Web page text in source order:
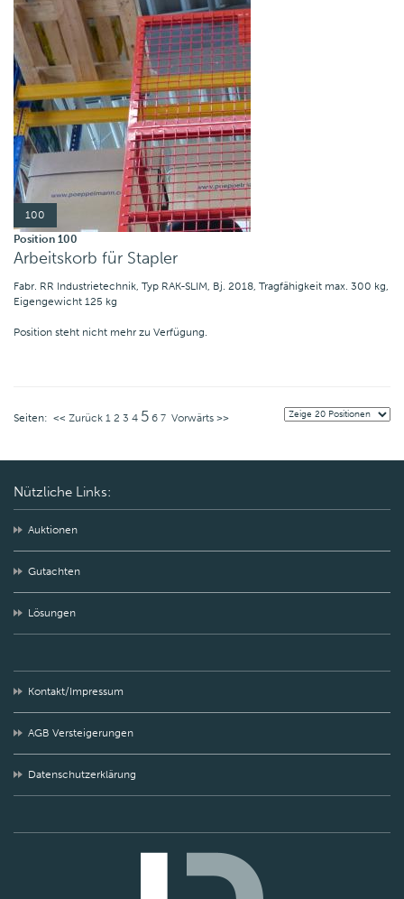
100
Position 100
Arbeitskorb für Stapler
Fabr. RR Industrietechnik, Typ RAK-SLIM, Bj. 2018, Tragfähigkeit max. 300 kg,
Eigengewicht 125 kg
Position steht nicht mehr zu Verfügung.
Seiten: << Zurück 1 2 3 4 5 6 7 Vorwärts >>
Nützliche Links:
Auktionen
Gutachten
Lösungen
Kontakt/Impressum
AGB Versteigerungen
Datenschutzerklärung